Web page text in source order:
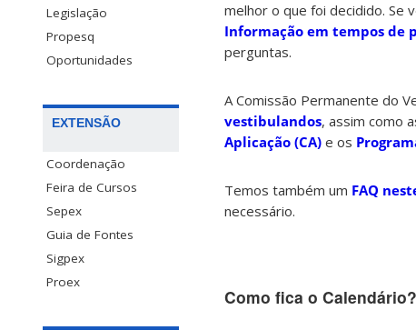
Legislação
Propesq
Oportunidades
EXTENSÃO
Coordenação
Feira de Cursos
Sepex
Guia de Fontes
Sigpex
Proex
melhor o que foi decidido. Se
Informação em tempos de
perguntas.
A Comissão Permanente do
vestibulandos, assim como
Aplicação (CA) e os
Temos também um FAQ
necessário.
Como fica o Calendário?